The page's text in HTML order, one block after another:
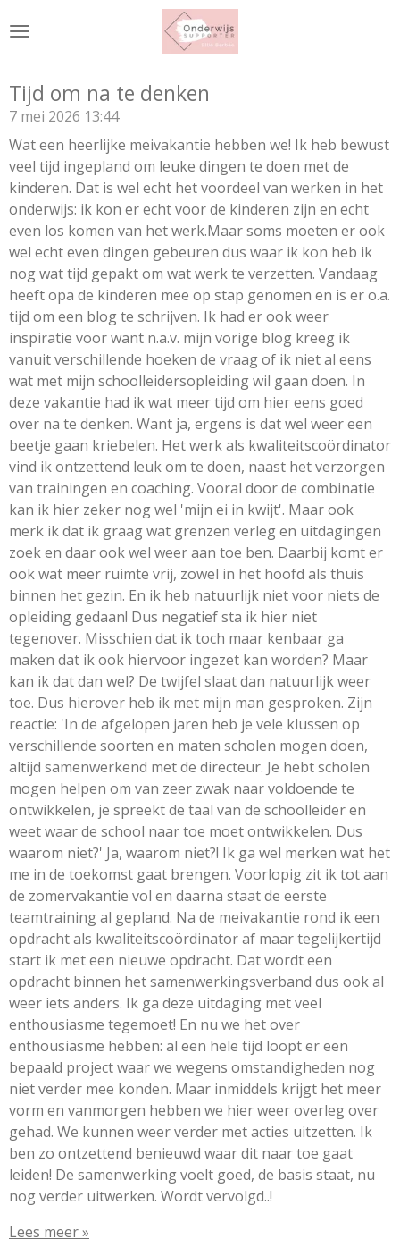
direct
de
hoofdinhoud
Tijd om na te denken
7 mei 2026 13:44
Wat een heerlijke meivakantie hebben we! Ik heb bewust
veel tijd ingepland om leuke dingen te doen met de
kinderen. Dat is wel echt het voordeel van werken in het
onderwijs: ik kon er echt voor de kinderen zijn en echt
even los komen van het werk.Maar soms moeten er ook
wel echt even dingen gebeuren dus waar ik kon heb ik
nog wat tijd gepakt om wat werk te verzetten. Vandaag
heeft opa de kinderen mee op stap genomen en is er o.a.
tijd om een blog te schrijven. Ik had er ook weer
inspiratie voor want n.a.v. mijn vorige blog kreeg ik
vanuit verschillende hoeken de vraag of ik niet al eens
wat met mijn schoolleidersopleiding wil gaan doen. In
deze vakantie had ik wat meer tijd om hier eens goed
over na te denken. Want ja, ergens is dat wel weer een
beetje gaan kriebelen. Het werk als kwaliteitscoördinator
vind ik ontzettend leuk om te doen, naast het verzorgen
van trainingen en coaching. Vooral door de combinatie
kan ik hier zeker nog wel 'mijn ei in kwijt'. Maar ook
merk ik dat ik graag wat grenzen verleg en uitdagingen
zoek en daar ook wel weer aan toe ben. Daarbij komt er
ook wat meer ruimte vrij, zowel in het hoofd als thuis
binnen het gezin. En ik heb natuurlijk niet voor niets de
opleiding gedaan! Dus negatief sta ik hier niet
tegenover. Misschien dat ik toch maar kenbaar ga
maken dat ik ook hiervoor ingezet kan worden? Maar
kan ik dat dan wel? De twijfel slaat dan natuurlijk weer
toe. Dus hierover heb ik met mijn man gesproken. Zijn
reactie: 'In de afgelopen jaren heb je vele klussen op
verschillende soorten en maten scholen mogen doen,
altijd samenwerkend met de directeur. Je hebt scholen
mogen helpen om van zeer zwak naar voldoende te
ontwikkelen, je spreekt de taal van de schoolleider en
weet waar de school naar toe moet ontwikkelen. Dus
waarom niet?' Ja, waarom niet?! Ik ga wel merken wat het
me in de toekomst gaat brengen. Voorlopig zit ik tot aan
de zomervakantie vol en daarna staat de eerste
teamtraining al gepland. Na de meivakantie rond ik een
opdracht als kwaliteitscoördinator af maar tegelijkertijd
start ik met een nieuwe opdracht. Dat wordt een
opdracht binnen het samenwerkingsverband dus ook al
weer iets anders. Ik ga deze uitdaging met veel
enthousiasme tegemoet! En nu we het over
enthousiasme hebben: al een hele tijd loopt er een
bepaald project waar we wegens omstandigheden nog
niet verder mee konden. Maar inmiddels krijgt het meer
vorm en vanmorgen hebben we hier weer overleg over
gehad. We kunnen weer verder met acties uitzetten. Ik
ben zo ontzettend benieuwd waar dit naar toe gaat
leiden! De samenwerking voelt goed, de basis staat, nu
nog verder uitwerken. Wordt vervolgd..!
Lees meer »